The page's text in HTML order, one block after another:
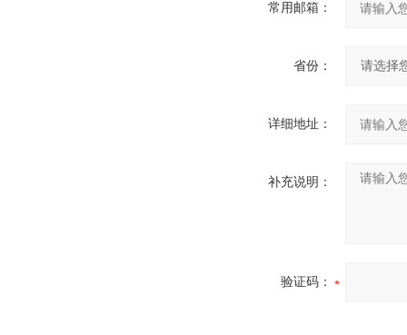
常用邮箱：
省份：
详细地址：
补充说明：
验证码：